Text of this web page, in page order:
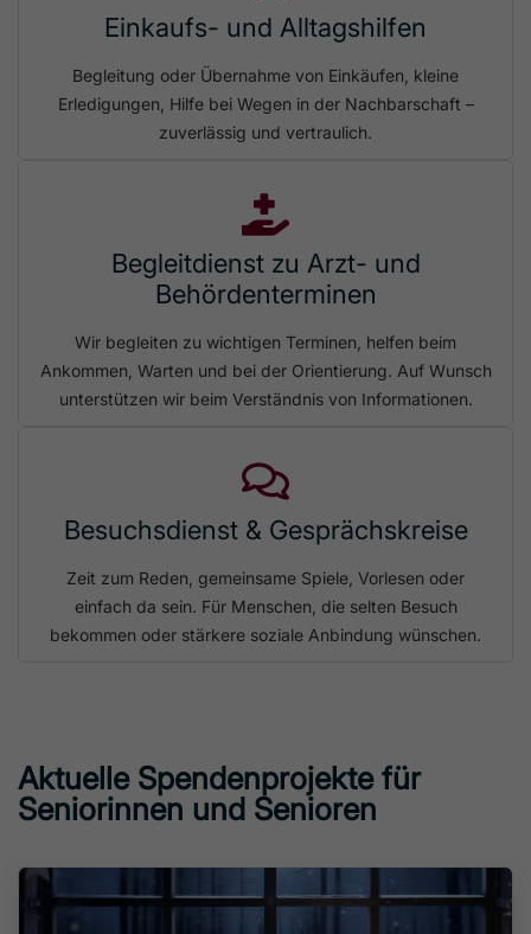
Einkaufs- und Alltagshilfen
Begleitung oder Übernahme von Einkäufen, kleine
Erledigungen, Hilfe bei Wegen in der Nachbarschaft –
zuverlässig und vertraulich.
Begleitdienst zu Arzt- und
Behördenterminen
Wir begleiten zu wichtigen Terminen, helfen beim
Ankommen, Warten und bei der Orientierung. Auf Wunsch
unterstützen wir beim Verständnis von Informationen.
Besuchsdienst & Gesprächskreise
Zeit zum Reden, gemeinsame Spiele, Vorlesen oder
einfach da sein. Für Menschen, die selten Besuch
bekommen oder stärkere soziale Anbindung wünschen.
Aktuelle Spendenprojekte für
Seniorinnen und Senioren